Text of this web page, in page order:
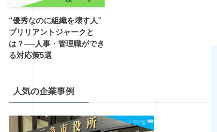
“優秀なのに組織を壊す人”
ブリリアントジャークと
は？──人事・管理職ができ
る対応策5選
人気の企業事例